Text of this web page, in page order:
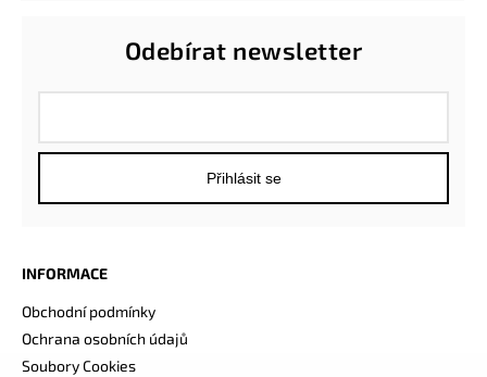
INFORMACE
Obchodní podmínky
Ochrana osobních údajů
Soubory Cookies
Odebírat newsletter
Přihlásit se